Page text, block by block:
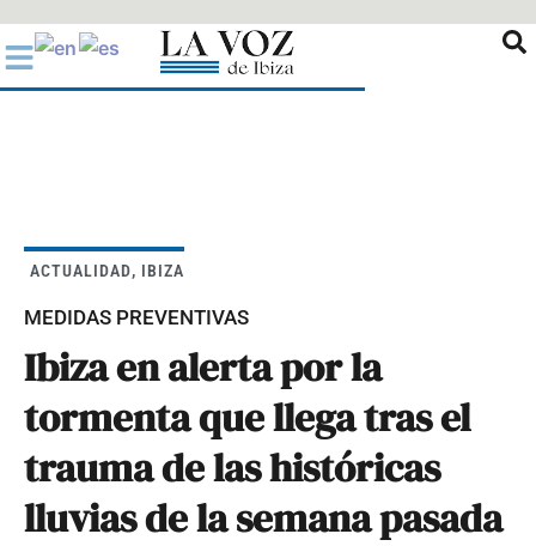
al
contenido
ACTUALIDAD, IBIZA
MEDIDAS PREVENTIVAS
Ibiza en alerta por la
tormenta que llega tras el
trauma de las históricas
lluvias de la semana pasada